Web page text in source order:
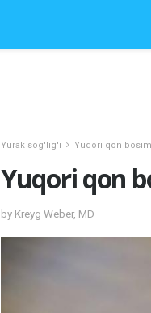
Yurak sog'lig'i Yuqori qon
Yuqori qon
by Kreyg Weber, MD